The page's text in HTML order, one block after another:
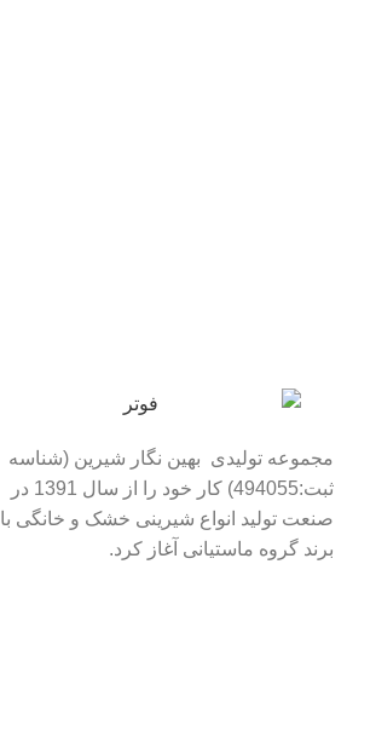
مجموعه تولیدی بهین نگار شیرین (شناسه
ثبت:494055) کار خود را از سال 1391 در
صنعت تولید انواع شیرینی خشک و خانگی با
برند گروه ماستیانی آغاز کرد.